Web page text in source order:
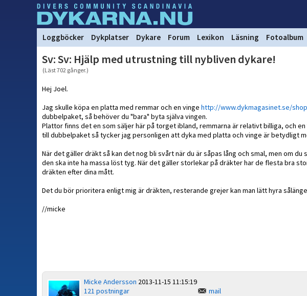
Loggböcker Dykplatser Dykare Forum Lexikon Läsning Fotoalbum
Sv: Sv: Hjälp med utrustning till nybliven dykare!
(Läst 702 gånger.)
Hej Joel.
Jag skulle köpa en platta med remmar och en vinge http://www.dykmagasinet.se/
dubbelpaket, så behöver du "bara" byta själva vingen.
Plattor finns det en som säljer här på torget ibland, remmarna är relativt billiga, och
till dubbelpaket så tycker jag personligen att dyka med platta och vinge är betydligt
När det gäller dräkt så kan det nog bli svårt när du är såpas lång och smal, men om
den ska inte ha massa löst tyg. När det gäller storlekar på dräkter har de flesta bra
dräkten efter dina mått.
Det du bör prioritera enligt mig är dräkten, resterande grejer kan man lätt hyra
//micke
Micke Andersson 2013-11-15 11:15:19
121 postningar
mail